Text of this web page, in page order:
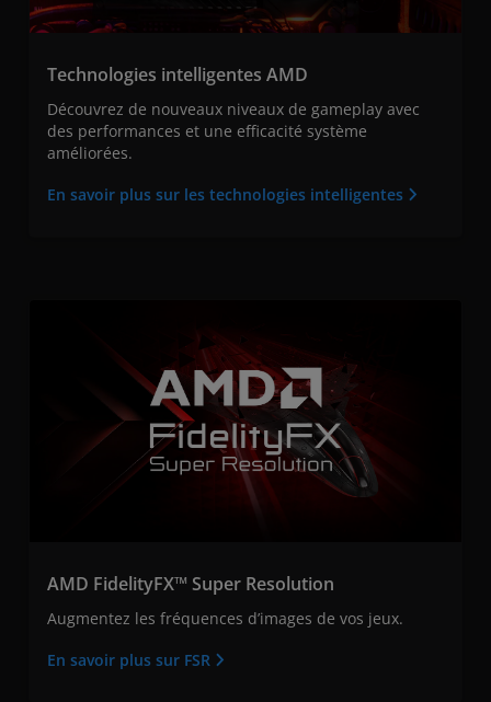
Technologies intelligentes AMD
Découvrez de nouveaux niveaux de gameplay avec
des performances et une efficacité système
améliorées.
En savoir plus sur les technologies intelligentes
AMD FidelityFX™ Super Resolution
Augmentez les fréquences d’images de vos jeux.
En savoir plus sur FSR